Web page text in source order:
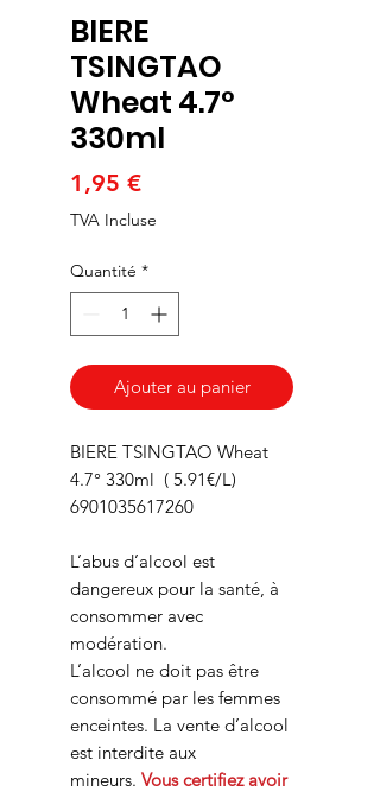
BIERE
TSINGTAO
Wheat 4.7°
330ml
1,95 €Prix
TVA Incluse
Quantité *
Ajouter au panier
BIERE TSINGTAO Wheat
4.7° 330ml ( 5.91€/L)
6901035617260
L’abus d’alcool est
dangereux pour la santé, à
consommer avec
modération.
L’alcool ne doit pas être
consommé par les femmes
enceintes. La vente d’alcool
est interdite aux
mineurs. Vous certifiez avoir